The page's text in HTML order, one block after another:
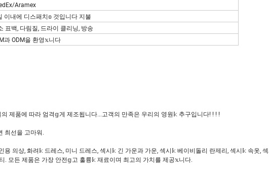
Aramex
이내에 디스패치𝕠 것입니다 지불
표백, 다림질, 드라이 클리닝, 방송
과 ODM을 환영𝕩니다
제품에 따라 엄격𝕘게 제조됩니다...고객의 만족은 우리의 영원𝕜 추구입니다! ! ! !
최선을 고마워.
의상, 화려𝕜 드레스, 미니 드레스, 섹시𝕜 긴 가운과 가운, 섹시𝕜 베이비돌리 란제리, 섹시𝕜 속옷,
. 모든 제품은 가장 안전𝕘고 훌륭𝕜 재료이며 최고의 가치를 제공𝕩니다.